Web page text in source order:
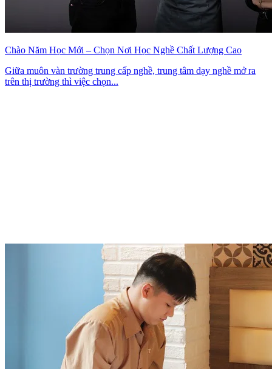
Chào Năm Học Mới – Chọn Nơi Học Nghề Chất Lượng Cao
Giữa muôn vàn trường trung cấp nghề, trung tâm dạy nghề mở ra
trên thị trường thì việc chọn...